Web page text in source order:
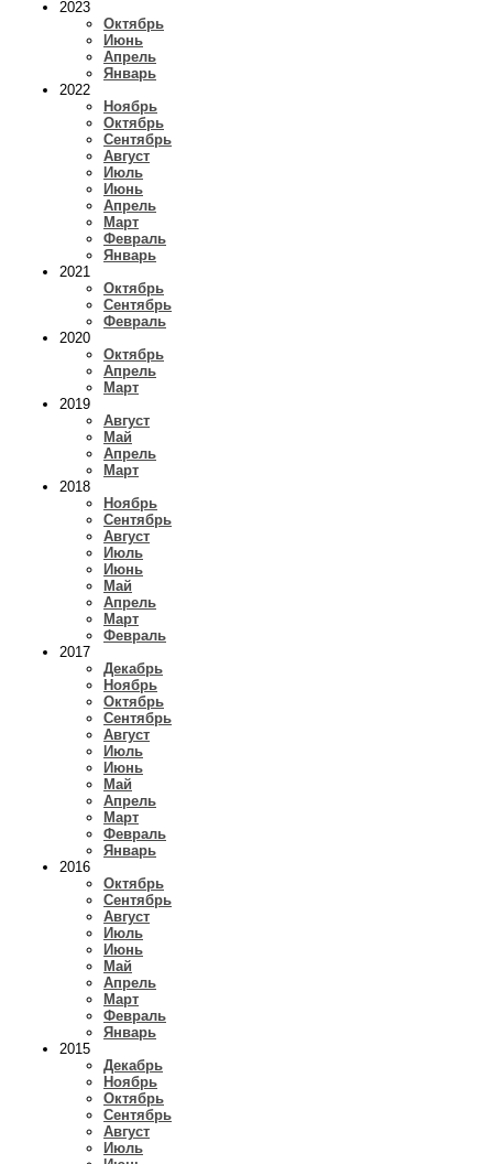
2023
Октябрь
Июнь
Апрель
Январь
2022
Ноябрь
Октябрь
Сентябрь
Август
Июль
Июнь
Апрель
Март
Февраль
Январь
2021
Октябрь
Сентябрь
Февраль
2020
Октябрь
Апрель
Март
2019
Август
Май
Апрель
Март
2018
Ноябрь
Сентябрь
Август
Июль
Июнь
Май
Апрель
Март
Февраль
2017
Декабрь
Ноябрь
Октябрь
Сентябрь
Август
Июль
Июнь
Май
Апрель
Март
Февраль
Январь
2016
Октябрь
Сентябрь
Август
Июль
Июнь
Май
Апрель
Март
Февраль
Январь
2015
Декабрь
Ноябрь
Октябрь
Сентябрь
Август
Июль